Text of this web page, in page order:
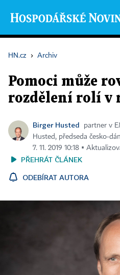
HN.cz › Archiv
Pomoci může
rozdělení rolí v
Birger Husted
partner v
Husted, předseda česko-
7. 11. 2019 10:18 ▪
PŘEHRÁT ČLÁNEK
ODEBÍRAT AUTORA